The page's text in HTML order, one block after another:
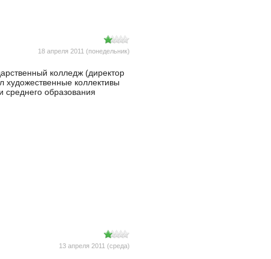
18 апреля 2011 (понедельник)
колледж (директор
коллективы
среднего образования
13 апреля 2011 (среда)